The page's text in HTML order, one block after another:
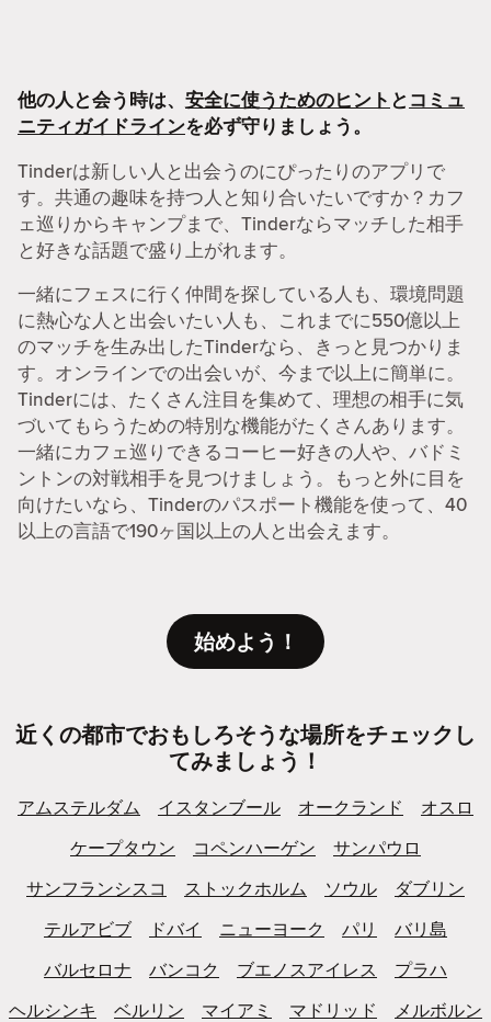
他の人と会う時は、安全に使うためのヒント と コミュ
ニティガイドラインを必ず守りましょう。
Tinderは新しい人と出会うのにぴったりのアプリで
す。共通の趣味を持つ人と知り合いたいですか？カフ
ェ巡りからキャンプまで、Tinderならマッチした相手
と好きな話題で盛り上がれます。
一緒にフェスに行く仲間を探している人も、環境問題
に熱心な人と出会いたい人も、これまでに550億以上
のマッチを生み出したTinderなら、きっと見つかりま
す。オンラインでの出会いが、今まで以上に簡単に。
Tinderには、たくさん注目を集めて、理想の相手に気
づいてもらうための特別な機能がたくさんあります。
一緒にカフェ巡りできるコーヒー好きの人や、バドミ
ントンの対戦相手を見つけましょう。もっと外に目を
向けたいなら、Tinderのパスポート機能を使って、40
以上の言語で190ヶ国以上の人と出会えます。
始めよう！
近くの都市でおもしろそうな場所をチェックし
てみましょう！
アムステルダム イスタンブール オークランド
オスロ
ケープタウン
コペンハーゲン
サンパウロ
サンフランシスコ
ストックホルム ソウル
ダブリン
テルアビブ
ドバイ ニューヨーク パリ
バリ島
バルセロナ
バンコク ブエノスアイレス
プラハ
ヘルシンキ
ベルリン マイアミ マドリッド
メルボルン